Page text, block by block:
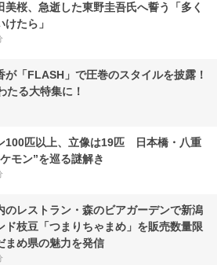
美桜、急逝した東野圭吾氏へ誓う「多く
たら」
が「FLASH」で圧巻のスタイルを披露！
たる大特集に！
100匹以上、立像は19匹 日本橋・八重
モン”を巡る謎解き
のレストラン・森のビアガーデンで新潟
ド枝豆「つまりちゃまめ」を販売数量限
まめ県の魅力を発信